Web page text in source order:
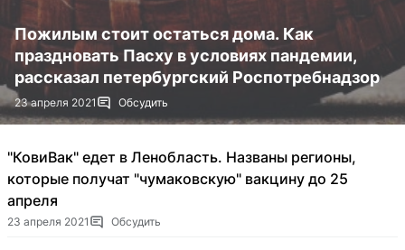
Пожилым стоит остаться дома. Как
праздновать Пасху в условиях пандемии,
рассказал петербургский Роспотребнадзор
23 апреля 2021 Обсудить
"КовиВак" едет в Ленобласть. Названы регионы,
которые получат "чумаковскую" вакцину до 25
апреля
23 апреля 2021 Обсудить